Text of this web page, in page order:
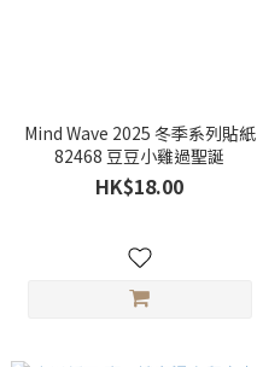
Mind Wave 2025 冬季系列貼紙
82468 豆豆小雞過聖誕
HK$18.00